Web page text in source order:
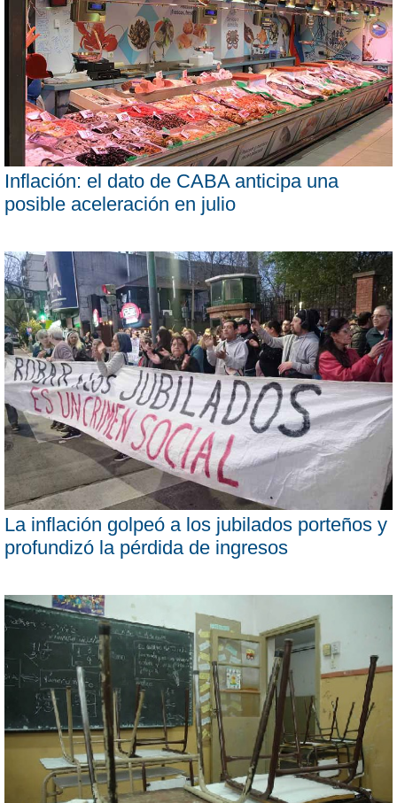
Inflación: el dato de CABA anticipa una
posible aceleración en julio
La inflación golpeó a los jubilados porteños y
profundizó la pérdida de ingresos